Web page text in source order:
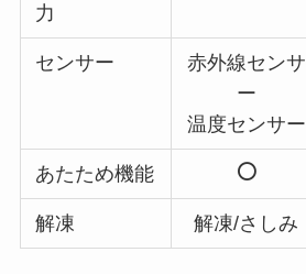
力
センサー
赤外線センサ
ー
温度センサー
あたため機能
解凍 解凍/さしみ